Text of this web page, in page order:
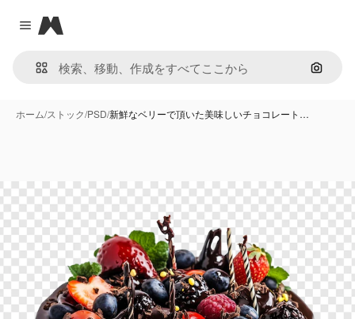
Close menu
Magnific
画像で
ホーム/ストック/PSD/新鮮なベリーで頂いた美味しいチョコレート…